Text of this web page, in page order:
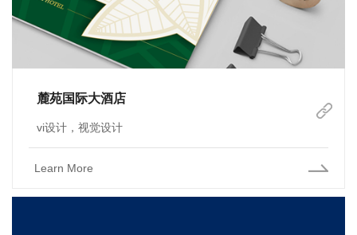
麓苑国际大酒店
vi设计，视觉设计
Learn More